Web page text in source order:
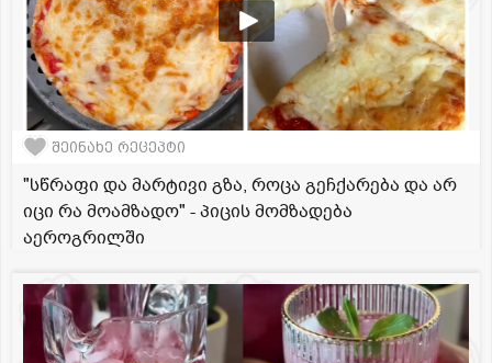
შეინახე რეცეპტი
"სწრაფი და მარტივი გზა, როცა გეჩქარება და არ
იცი რა მოამზადო" - პიცის მომზადება
აეროგრილში